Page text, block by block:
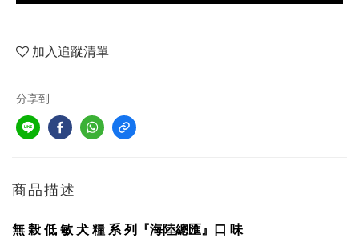
加入追蹤清單
分享到
商品描述
無 榖 低 敏 犬 糧 系 列『海陸總匯』口 味